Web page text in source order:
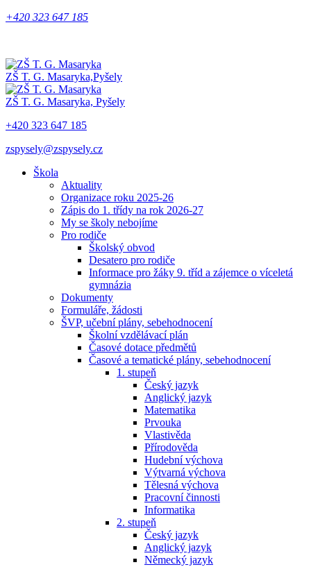
+420 323 647 185
ZŠ T. G. Masaryka,Pyšely
ZŠ T. G. Masaryka, Pyšely
+420 323 647 185
zspysely@zspysely.cz
Škola
Aktuality
Organizace roku 2025-26
Zápis do 1. třídy na rok 2026-27
My se školy nebojíme
Pro rodiče
Školský obvod
Desatero pro rodiče
Informace pro žáky 9. tříd a zájemce o víceletá
gymnázia
Dokumenty
Formuláře, žádosti
ŠVP, učební plány, sebehodnocení
Školní vzdělávací plán
Časové dotace předmětů
Časové a tematické plány, sebehodnocení
1. stupeň
Český jazyk
Anglický jazyk
Matematika
Prvouka
Vlastivěda
Přírodověda
Hudební výchova
Výtvarná výchova
Tělesná výchova
Pracovní činnosti
Informatika
2. stupeň
Český jazyk
Anglický jazyk
Německý jazyk